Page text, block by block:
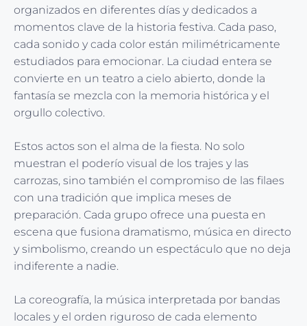
organizados en diferentes días y dedicados a
momentos clave de la historia festiva. Cada paso,
cada sonido y cada color están milimétricamente
estudiados para emocionar. La ciudad entera se
convierte en un teatro a cielo abierto, donde la
fantasía se mezcla con la memoria histórica y el
orgullo colectivo.
Estos actos son el alma de la fiesta. No solo
muestran el poderío visual de los trajes y las
carrozas, sino también el compromiso de las filaes
con una tradición que implica meses de
preparación. Cada grupo ofrece una puesta en
escena que fusiona dramatismo, música en directo
y simbolismo, creando un espectáculo que no deja
indiferente a nadie.
La coreografía, la música interpretada por bandas
locales y el orden riguroso de cada elemento